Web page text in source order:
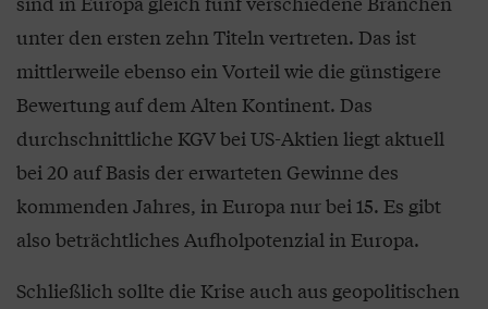
unter den ersten zehn Titeln vertreten. Das ist
mittlerweile ebenso ein Vorteil wie die günstigere
Bewertung auf dem Alten Kontinent. Das
durchschnittliche KGV bei US-Aktien liegt aktuell
bei 20 auf Basis der erwarteten Gewinne des
kommenden Jahres, in Europa nur bei 15. Es gibt
also beträchtliches Aufholpotenzial in Europa.
Schließlich sollte die Krise auch aus geopolitischen